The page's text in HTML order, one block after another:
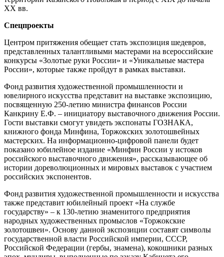
XX вв.
Спецпроекты
Центром притяжения обещает стать экспозиция шедевров,
представленных талантливыми мастерами на всероссийские
конкурсы «Золотые руки России» и «Уникальные мастера
России», которые также пройдут в рамках выставки.
Фонд развития художественной промышленности и
ювелирного искусства представит на выставке экспозицию,
посвященную 250-летию министра финансов России
Канкрину Е.Ф. – инициатору выставочного движения России.
Гости выставки смогут увидеть экспонаты ГОЗНАКА,
книжного фонда Минфина, Торжокских золотошвейных
мастерских. На информационно-цифровой панели будет
показано юбилейное издание «Минфин России у истоков
российского выставочного движения», рассказывающее об
истории дореволюционных и мировых выставок с участием
российских экспонентов.
Фонд развития художественной промышленности и искусства
также представит юбилейный проект «На службе
государству» – к 130-летию знаменитого предприятия
народных художественных промыслов «Торжокские
золотошвеи». Основу данной экспозиции составят символы
государственной власти Российской империи, СССР,
Российской Федерации (гербы, знамена), кокошники разных